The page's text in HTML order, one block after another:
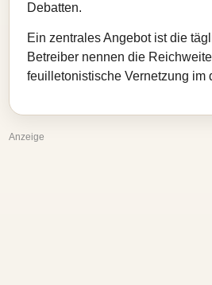
Debatten.
Ein zentrales Angebot ist die
Betreiber nennen die
feuilletonistische Vernetzung im
Anzeige